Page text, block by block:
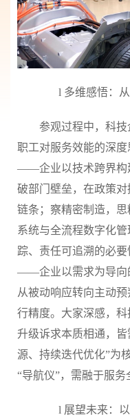
l 多维感悟：
参观过程中，科
职工对服务效能的深
——企业以技术跨界构
破部门壁垒，在政策
链条；察精密制造，
系统与全流程数字化
踪、责任可追溯的必
——企业以需求为导向
从被动响应转向主动
行精度。大家深感，
升级诉求本质相通，
源、持续迭代优化”为
“导航仪”，需融于服务
l 展望未来：